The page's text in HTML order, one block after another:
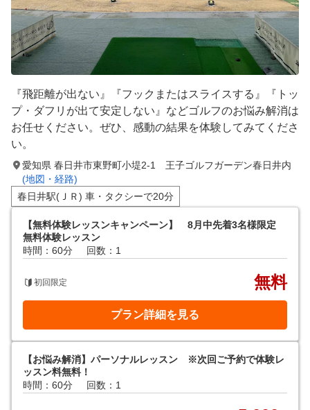
『飛距離が出ない』『フックまたはスライスする』『トッ
プ・ダフリが出て安定しない』などゴルフのお悩み解消は
お任せください。ぜひ、感動の結果を体験してみてくださ
い。
愛知県 春日井市東野町小堤2-1 王子ゴルフガーデン春日井内
(地図・経路)
春日井駅(ＪＲ) 車・タクシーで20分
【無料体験レッスンキャンペーン】 8月中先着3名様限定
無料体験レッスン
時間：60分
回数：1
初回限定 無料
プラン詳細を見る
【お悩み解消】パーソナルレッスン ※次回ご予約で体験レ
ッスン料無料！
時間：60分
回数：1